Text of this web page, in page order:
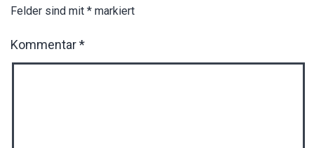
Felder sind mit * markiert
Kommentar*